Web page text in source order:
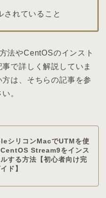
されていること
法やCentOSのインスト
で詳しく解説していま
は、そちらの記事を参
。
シリコンMacでUTMを使
CentOS Stream9をインス
ルする方法【初心者向け完
ド】